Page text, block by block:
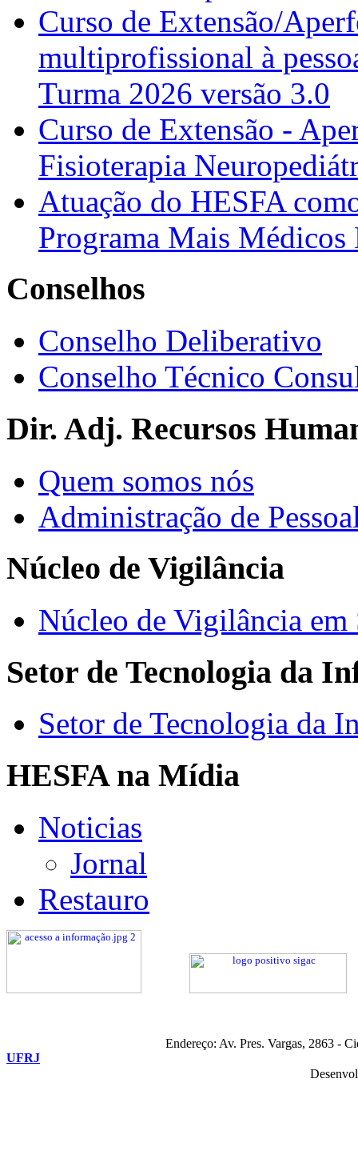
Curso de Extensão/
multiprofissional à
Turma 2026 versão 3.0
Curso de Extensão -
Fisioterapia
Atuação do HESFA
Programa Mais
Conselhos
Conselho Deliberativo
Conselho Técnico
Dir. Adj. Recursos
Quem somos nós
Administração de
Núcleo de Vigilância
Núcleo de Vigilância em
Setor de Tecnologia da
Setor de Tecnologia da
HESFA na Mídia
Noticias
Jornal
Restauro
Endereço: Av. Pres. Vargas, 2863 -
UFRJ